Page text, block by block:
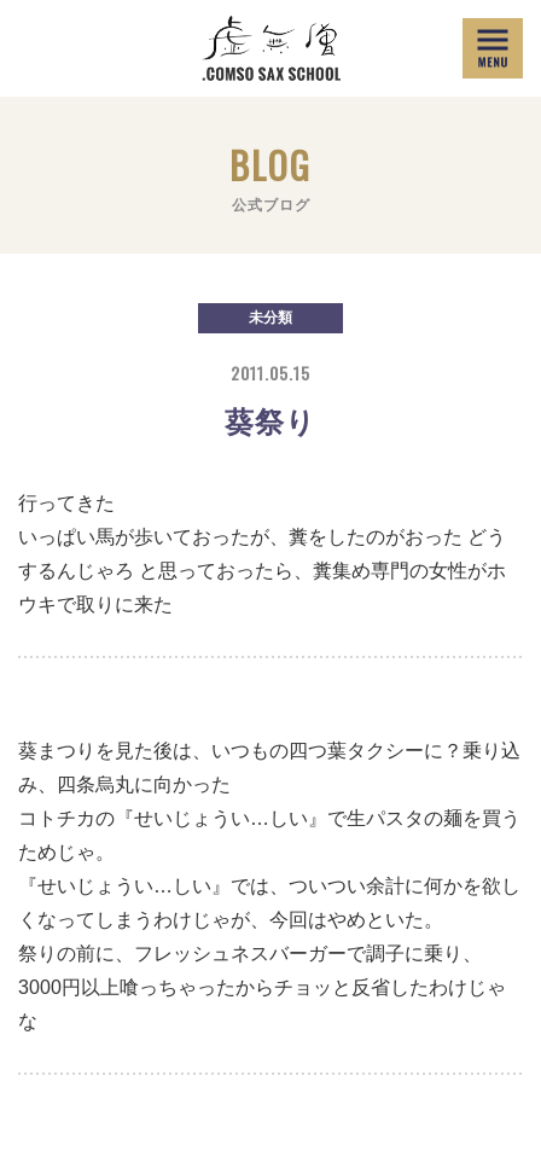
BLOG
公式ブログ
未分類
2011.05.15
葵祭り
行ってきた
いっぱい馬が歩いておったが、糞をしたのがおった どう
するんじゃろ と思っておったら、糞集め専門の女性がホ
ウキで取りに来た
葵まつりを見た後は、いつもの四つ葉タクシーに？乗り込
み、四条烏丸に向かった
コトチカの『せいじょうい…しい』で生パスタの麺を買う
ためじゃ。
『せいじょうい…しい』では、ついつい余計に何かを欲し
くなってしまうわけじゃが、今回はやめといた。
祭りの前に、フレッシュネスバーガーで調子に乗り、
3000円以上喰っちゃったからチョッと反省したわけじゃ
な